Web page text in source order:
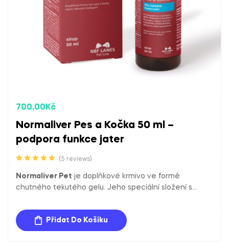
700,00Kč
Normaliver Pes a Kočka 50 ml –
podpora funkce jater
z 5
(5 reviews)
Normaliver Pet je doplňkové krmivo ve formě
chutného tekutého gelu. Jeho speciální složení s
rozmarýnovým extraktem, zinkem, taurinem, L-
karnitinem, cholinchloridem, betainem a beta-
karyofylenem podporuje normální funkci jater a osy
střevo-játra.
Přidat Do Košíku